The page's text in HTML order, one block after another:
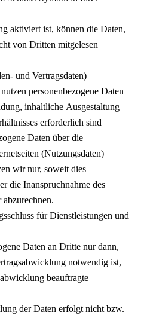
aktiviert ist, können die Daten,
von Dritten mitgelesen
und Vertragsdaten)
personenbezogene Daten
inhaltliche Ausgestaltung
erforderlich sind
Daten über die
(Nutzungsdaten)
wir nur, soweit dies
die Inanspruchnahme des
für Dienstleistungen und
Daten an Dritte nur dann,
notwendig ist,
beauftragte
der Daten erfolgt nicht bzw.